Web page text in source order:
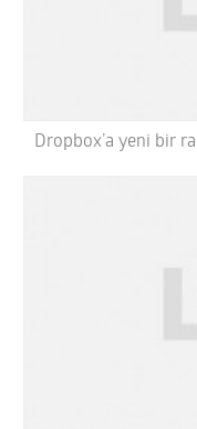
Dropbox’a yeni bir